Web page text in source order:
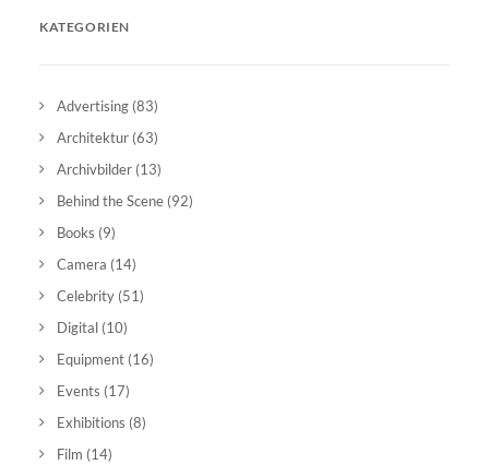
KATEGORIEN
Advertising (83)
Architektur (63)
Archivbilder (13)
Behind the Scene (92)
Books (9)
Camera (14)
Celebrity (51)
Digital (10)
Equipment (16)
Events (17)
Exhibitions (8)
Film (14)